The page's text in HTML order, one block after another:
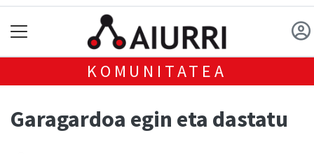
KOMUNITATEA
Garagardoa egin eta dastatu